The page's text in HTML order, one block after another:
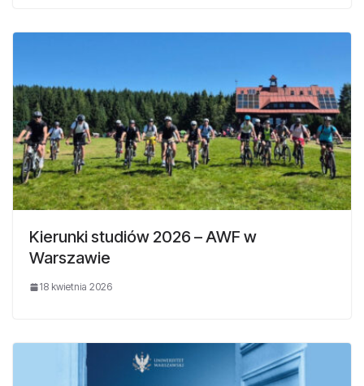
Kierunki studiów 2026 – AWF w
Warszawie
18 kwietnia 2026